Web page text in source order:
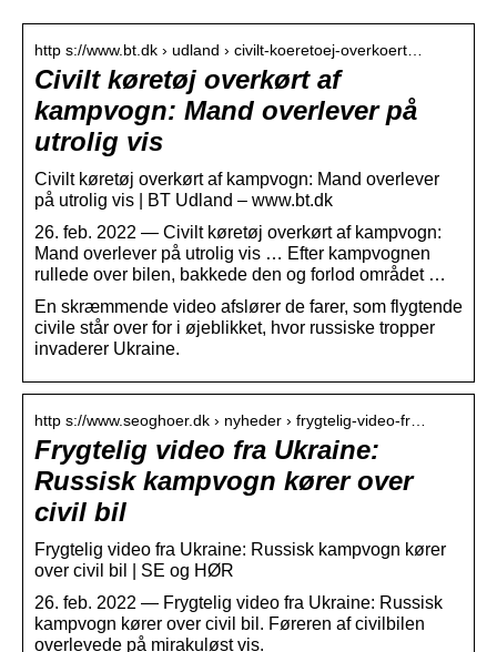
http s://www.bt.dk › udland › civilt-koeretoej-overkoert…
Civilt køretøj overkørt af
kampvogn: Mand overlever på
utrolig vis
Civilt køretøj overkørt af kampvogn: Mand overlever
på utrolig vis | BT Udland – www.bt.dk
26. feb. 2022 — Civilt køretøj overkørt af kampvogn:
Mand overlever på utrolig vis … Efter kampvognen
rullede over bilen, bakkede den og forlod området …
En skræmmende video afslører de farer, som flygtende
civile står over for i øjeblikket, hvor russiske tropper
invaderer Ukraine.
http s://www.seoghoer.dk › nyheder › frygtelig-video-fr…
Frygtelig video fra Ukraine:
Russisk kampvogn kører over
civil bil
Frygtelig video fra Ukraine: Russisk kampvogn kører
over civil bil | SE og HØR
26. feb. 2022 — Frygtelig video fra Ukraine: Russisk
kampvogn kører over civil bil. Føreren af civilbilen
overlevede på mirakuløst vis.